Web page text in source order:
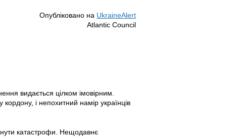
Опубліковано на UkraineAlert
Atlantic Council
видається цілком імовірним.
і непохитний намір українців
катастрофи. Нещодавнє